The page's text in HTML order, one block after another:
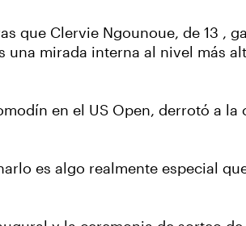
que Clervie Ngounoue, de 13 ,
una mirada interna al nivel más
en el US Open, derrotó a la
es algo realmente especial